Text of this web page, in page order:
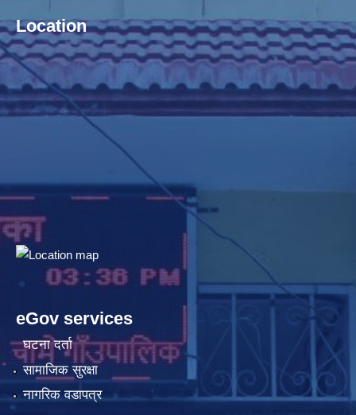
Location
eGov services
घटना दर्ता
सामाजिक सुरक्षा
नागरिक वडापत्र